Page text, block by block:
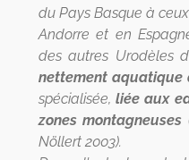
du Pays Basque à
Andorre et en
des autres Urodèles
nettement aquatique
spécialisée, liée aux
zones montagneuses
Nöllert 2003).